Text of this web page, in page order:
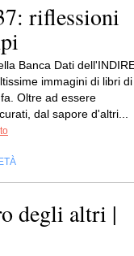
riflessioni
Banca Dati
immagini di libri di
Oltre ad essere
dal sapore d'altri...
degli altri |